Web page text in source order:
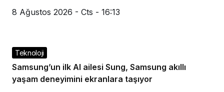
8 Ağustos 2026 - Cts - 16:13
Teknoloji
Samsung’un ilk AI ailesi Sung, Samsung akıllı
yaşam deneyimini ekranlara taşıyor